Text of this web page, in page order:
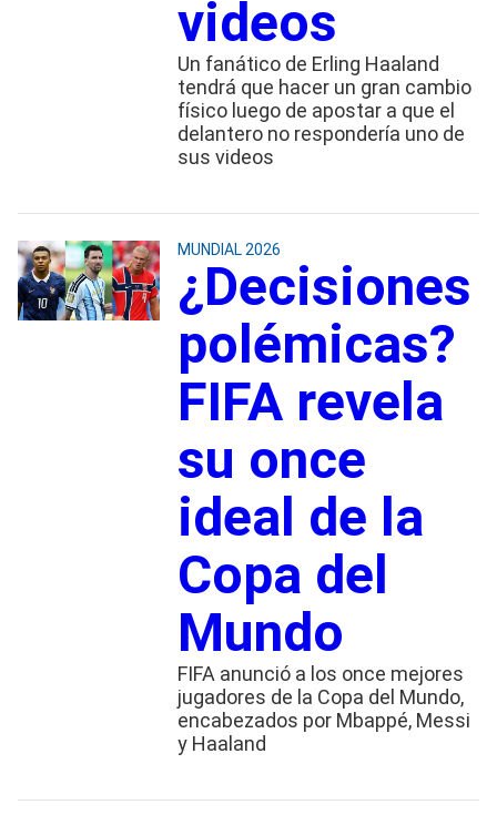
videos
Un fanático de Erling Haaland
tendrá que hacer un gran cambio
físico luego de apostar a que el
delantero no respondería uno de
sus videos
MUNDIAL 2026
¿Decisiones
polémicas?
FIFA revela
su once
ideal de la
Copa del
Mundo
FIFA anunció a los once mejores
jugadores de la Copa del Mundo,
encabezados por Mbappé, Messi
y Haaland